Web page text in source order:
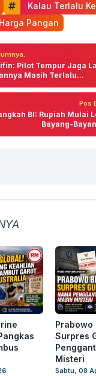
Kalau Terlalu
Pangan
Pilot Tempur Jaga
Masih Terlalu...
Pos
BI: Rupiah Mulai
Bayang-
Prabowo
Surpres
Misteri
Sabtu, 08